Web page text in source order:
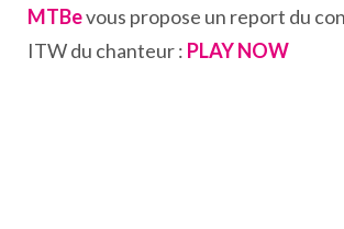
MTBevous propose un report du
ITW du chanteur : PLAY NOW